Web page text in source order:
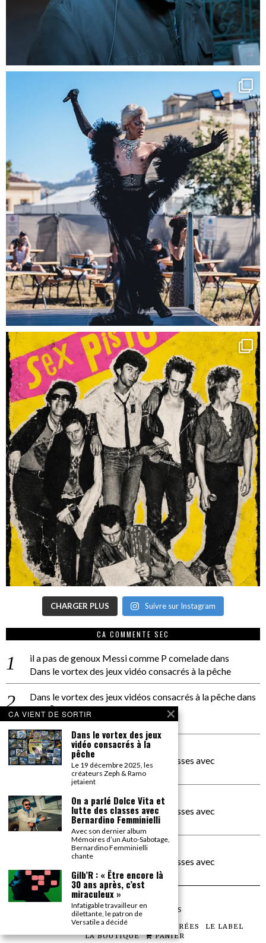
CHARGER PLUS Suivre sur Instagram
CA COMMENTE SEC
il a pas de genoux Messi comme P comeladedans
Dans le vortex des jeux vidéo consacrés à la pêche
Dans le vortex des jeux vidéos consacrés à la pêchedans
PACÔME THIELLEMENT
La séance d’Hip Gnose
La Patrie
dans
On a parlé Dolce Vita et lutte des classes avec
Bernardino Femminielli
carte noire negra à l'o tiededans
On a parlé Dolce Vita et lutte des classes avec
Bernardino Femminielli
moise et son mascarédans
On a parlé Dolce Vita et lutte des classes avec
Bernardino Femminielli
©2026TOUS DROITS RÉSERVÉS
LES ARTICLES LE MAGAZINE LES SOIRÉES
LE LABEL
LA BOUTIQUE
PANIER
CA VIENT DE SORTIR
Dans le vortex des jeux
vidéo consacrés à la
pêche
Le 19 décembre 2025, les
créateurs Zeph & Ramo
jetaient
On a parlé Dolce Vita et
lutte des classes avec
Bernardino Femminielli
Avec son dernier album
Mémoires d’un Auto-Sabotage,
Bernardino Femminielli
chante
Gilb’R : « Être encore là
30 ans après, c’est
miraculeux »
Infatigable travailleur en
dilettante, le patron de
Versatile a décidé